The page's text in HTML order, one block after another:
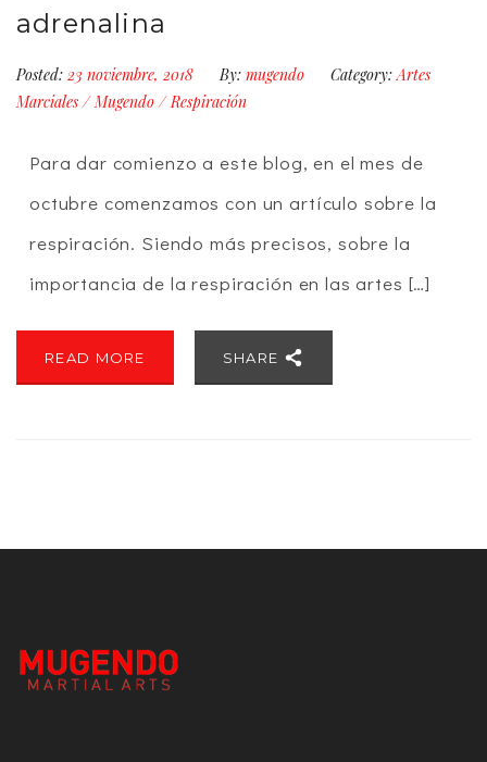
adrenalina
Posted: 23 noviembre, 2018 By: mugendo Category: Artes
Marciales/Mugendo/Respiración
Para dar comienzo a este blog, en el mes de
octubre comenzamos con un artículo sobre la
respiración. Siendo más precisos, sobre la
importancia de la respiración en las artes […]
READ MORE SHARE